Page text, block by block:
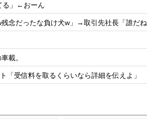
る」←おーん
w」→取引先社長「誰だね君は…」既に契約成立していて…
載。
「受信料を取るくらいなら詳細を伝えよ」